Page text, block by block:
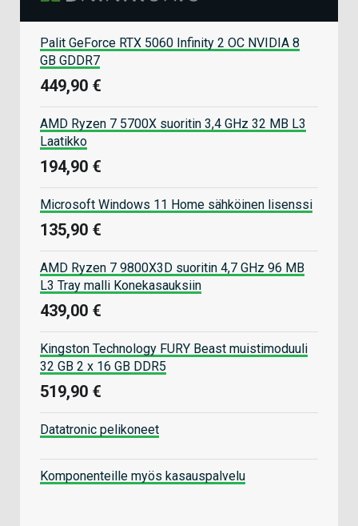
Palit GeForce RTX 5060 Infinity 2 OC NVIDIA 8
GB GDDR7
449,90 €
AMD Ryzen 7 5700X suoritin 3,4 GHz 32 MB L3
Laatikko
194,90 €
Microsoft Windows 11 Home sähköinen lisenssi
135,90 €
AMD Ryzen 7 9800X3D suoritin 4,7 GHz 96 MB
L3 Tray malli Konekasauksiin
439,00 €
Kingston Technology FURY Beast muistimoduuli
32 GB 2 x 16 GB DDR5
519,90 €
Datatronic pelikoneet
Komponenteille myös kasauspalvelu